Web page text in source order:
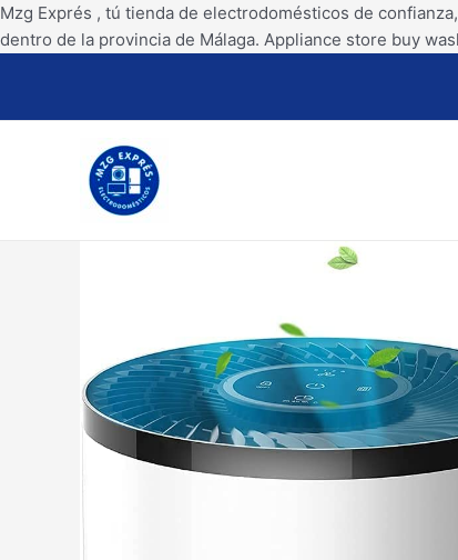
Mzg Exprés , tú tienda de electrodomésticos de
dentro de la provincia de Málaga. Appliance store buy